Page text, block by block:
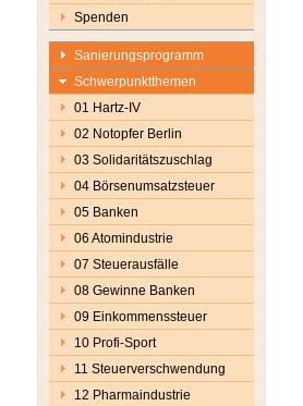
Spenden
Sanierungsprogramm
Schwerpunktthemen
01 Hartz-IV
02 Notopfer Berlin
03 Solidaritätszuschlag
04 Börsenumsatzsteuer
05 Banken
06 Atomindustrie
07 Steuerausfälle
08 Gewinne Banken
09 Einkommenssteuer
10 Profi-Sport
11 Steuerverschwendung
12 Pharmaindustrie